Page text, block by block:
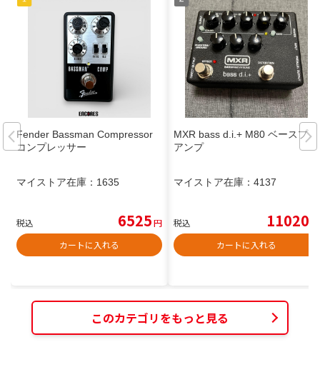
Fender Bassman Compressor
コンプレッサー
マイストア在庫： 1635
税込 6525円
カートに入れる
MXR bass d.i.+ M80 ベースプリ
アンプ
マイストア在庫： 4137
税込 11020
カートに入れる
このカテゴリをもっと見る